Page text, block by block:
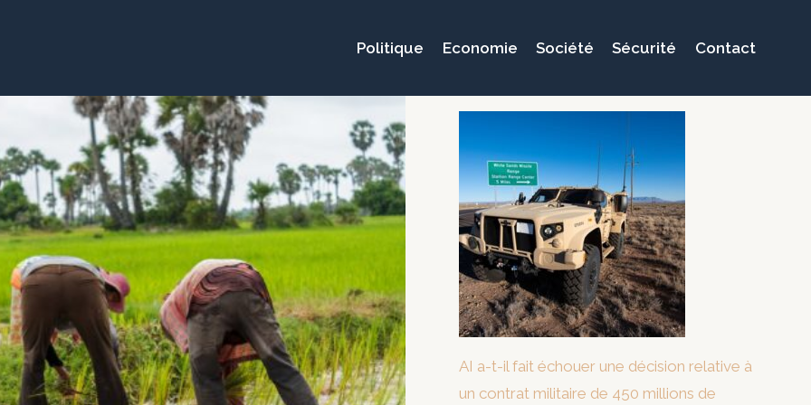
Politique Economie Société Sécurité Contact
AI a-t-il fait échouer une décision relative à
un contrat militaire de 450 millions de